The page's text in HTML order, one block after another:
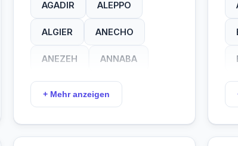
AGADIR ALEPPO
ALGIER ANECHO
ANEZEH ANNABA
ASMARA
BANANA BANGUI
+ Mehr anzeigen